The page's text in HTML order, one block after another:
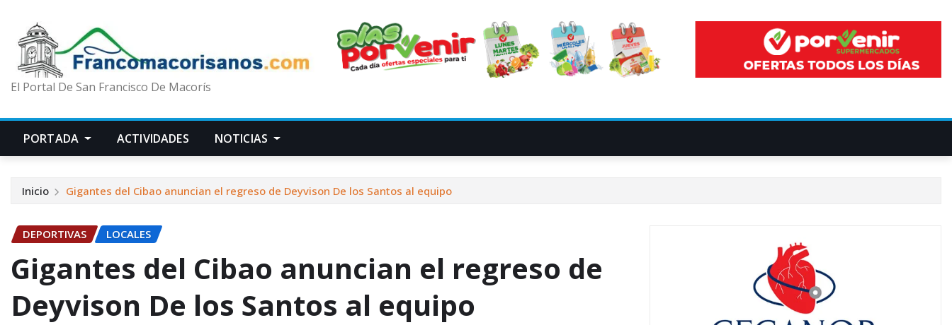
El Portal De San Francisco De Macorís
PORTADA ACTIVIDADES NOTICIAS
Inicio Gigantes del Cibao anuncian el regreso de Deyvison De los Santos al equipo
DEPORTIVAS LOCALES
Gigantes del Cibao anuncian el regreso de
Deyvison De los Santos al equipo